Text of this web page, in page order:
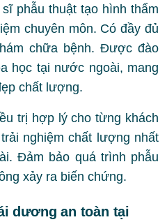
phẫu thuật tạo hình thẩm
chuyên môn. Có đầy đủ
chữa bệnh. Được đào
học tại nước ngoài, mang
chất lượng.
trị hợp lý cho từng khách
nghiệm chất lượng nhất
Đảm bảo quá trình phẫu
xảy ra biến chứng.
dương an toàn tại